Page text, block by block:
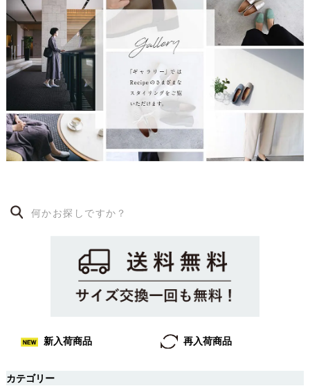
新入荷商品 再入荷商品
カテゴリー